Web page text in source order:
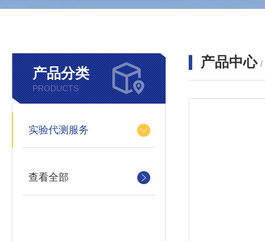
产品分类
PRODUCTS
实验代测服务
查看全部
产品中心 /